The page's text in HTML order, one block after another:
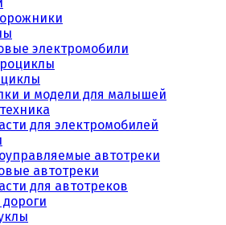
электромобили
и модели для малышей
для электромобилей
автотреки
автотреки
для автотреков